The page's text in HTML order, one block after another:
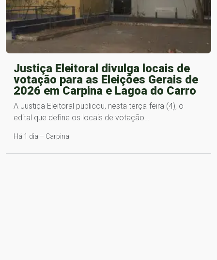
Justiça Eleitoral divulga locais de
votação para as Eleições Gerais de
2026 em Carpina e Lagoa do Carro
A Justiça Eleitoral publicou, nesta terça-feira (4), o
edital que define os locais de votação…
Há 1 dia – Carpina